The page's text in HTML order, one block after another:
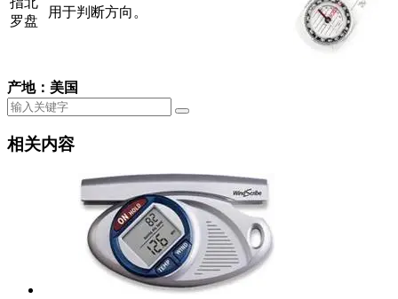
罗盘
用于判断方向。
产地：美国
相关内容